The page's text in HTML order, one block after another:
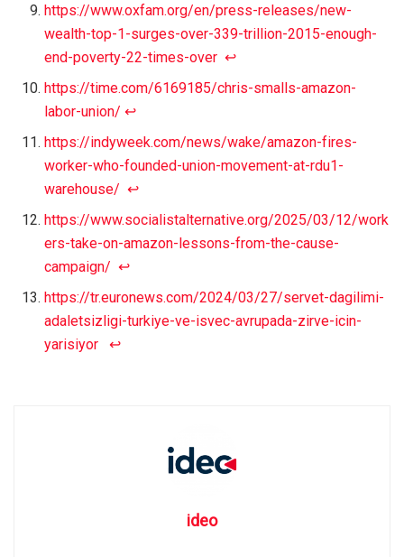
https://www.oxfam.org/en/press-releases/new-
wealth-top-1-surges-over-339-trillion-2015-enough-
end-poverty-22-times-over ↩︎
https://time.com/6169185/chris-smalls-amazon-
labor-union/ ↩︎
https://indyweek.com/news/wake/amazon-fires-
worker-who-founded-union-movement-at-rdu1-
warehouse/ ↩︎
https://www.socialistalternative.org/2025/03/12/work
ers-take-on-amazon-lessons-from-the-cause-
campaign/ ↩︎
https://tr.euronews.com/2024/03/27/servet-dagilimi-
adaletsizligi-turkiye-ve-isvec-avrupada-zirve-icin-
yarisiyor
↩︎
ideo